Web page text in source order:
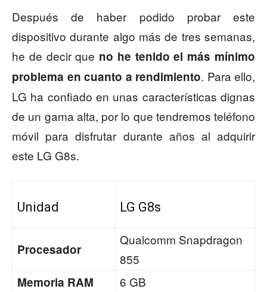
Después de haber podido probar este
dispositivo durante algo más de tres semanas,
he de decir que no he tenido el más mínimo
problema en cuanto a rendimiento. Para ello,
LG ha confiado en unas características dignas
de un gama alta, por lo que tendremos teléfono
móvil para disfrutar durante años al adquirir
este LG G8s.
Unidad LG G8s
Procesador
Qualcomm Snapdragon
855
Memoria RAM
6 GB